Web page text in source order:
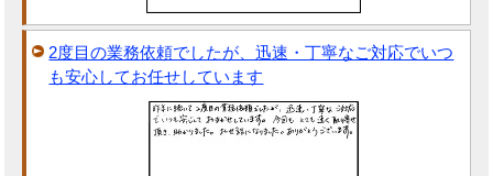
2度目の業務依頼でしたが、迅速・丁寧なご対応でいつ
も安心してお任せしています